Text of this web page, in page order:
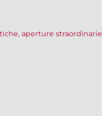
aperture straordinarie